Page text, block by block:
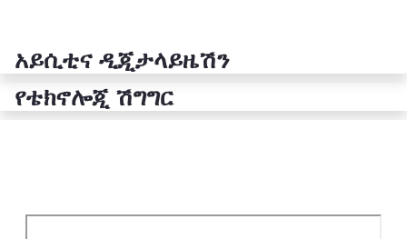
አይሲቲና ዲጂታላይዜሽን
የቴክኖሎጂ ሽግግር